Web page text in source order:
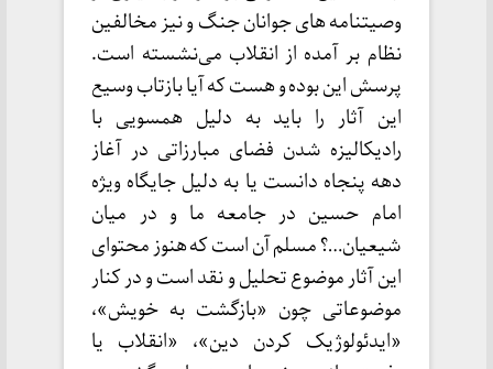
وصیتنامه های جوانان جنگ و نیز مخالفین
نظام بر آمده از انقلاب می‌نشسته است.
پرسش این بوده و هست که آیا بازتاب وسیع
این آثار را باید به دلیل همسویی با
رادیکالیزه شدن فضای مبارزاتی در آغاز
دهه پنجاه دانست یا به دلیل جایگاه ویژه
امام حسین در جامعه ما و در میان
شیعیان…؟ مسلم آن است که هنوز محتوای
این آثار موضوع تحلیل و نقد است و در کنار
موضوعاتی چون «بازگشت به خویش»،
«ایدئولوژیک کردن دین»، «انقلاب یا